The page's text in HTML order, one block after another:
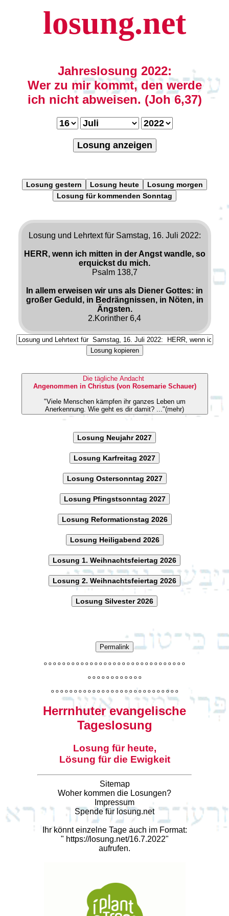
losung.net
Jahreslosung 2022:
Wer zu mir kommt, den werde
ich nicht abweisen. (Joh 6,37)
Losung anzeigen
Losung gestern Losung heute
Losung morgen
Losung für kommenden Sonntag
Losung und Lehrtext für Samstag, 16. Juli 2022:
HERR, wenn ich mitten in der Angst wandle, so
erquickst du mich.
Psalm 138,7
In allem erweisen wir uns als Diener Gottes: in
großer Geduld, in Bedrängnissen, in Nöten, in
Ängsten.
2.Korinther 6,4
Losung kopieren
Die tägliche Andacht
Angenommen in Christus (von Rosemarie Schauer)
"Viele Menschen kämpfen ihr ganzes Leben um
Anerkennung. Wie geht es dir damit? ..."(mehr)
Losung Neujahr 2027
Losung Karfreitag 2027
Losung Ostersonntag 2027
Losung Pfingstsonntag 2027
Losung Reformationstag 2026
Losung Heiligabend 2026
Losung 1. Weihnachtsfeiertag 2026
Losung 2. Weihnachtsfeiertag 2026
Losung Silvester 2026
Permalink
o o o o o o o o o o o o o o o o o o o o o o o o o o o o o o o
o o o o o o o o o o o o
o o o o o o o o o o o o o o o o o o o o o o o o o o o o
Herrnhuter evangelische
Tageslosung
Losung für heute,
Lösung für die Ewigkeit
Sitemap
Woher kommen die Losungen?
Impressum
Spende für losung.net
Ihr könnt einzelne Tage auch im Format:
" https://losung.net/16.7.2022"
aufrufen.